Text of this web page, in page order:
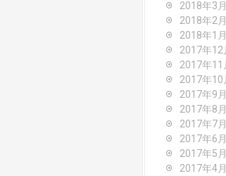
2018年3月
2018年2月
2018年1月
2017年12
2017年11
2017年10
2017年9月
2017年8月
2017年7月
2017年6月
2017年5月
2017年4月